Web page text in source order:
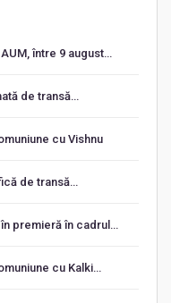
între 9 august…
de transă…
cu Vishnu
de transă…
premieră în cadrul…
cu Kalki…